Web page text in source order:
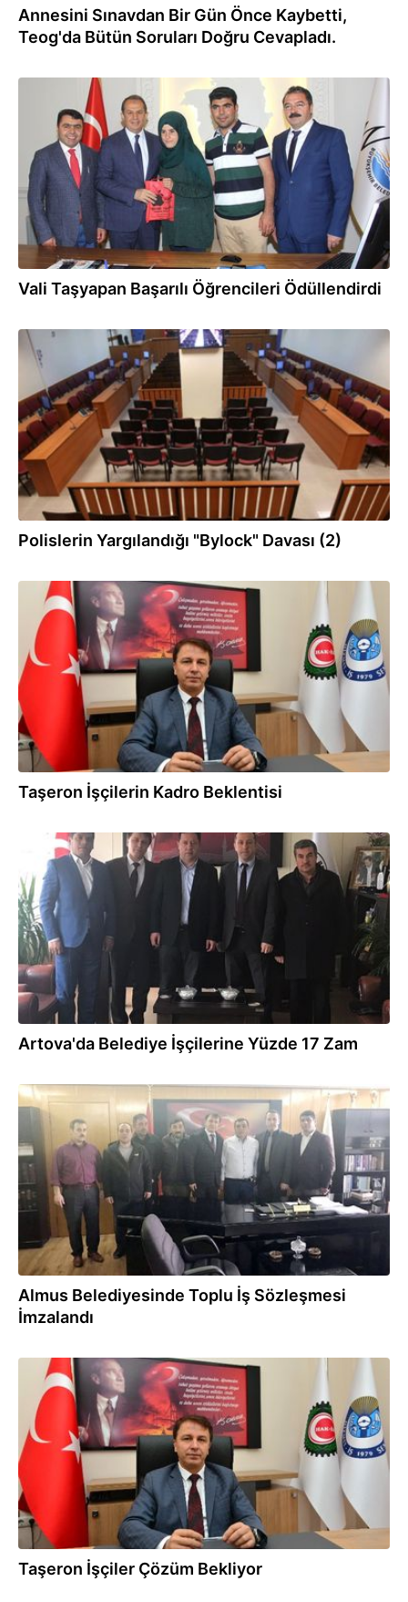
Annesini Sınavdan Bir Gün Önce Kaybetti,
Teog'da Bütün Soruları Doğru Cevapladı.
06.06.2017
Vali Taşyapan Başarılı Öğrencileri Ödüllendirdi
Polislerin Yargılandığı "Bylock" Davası (2)
19.03.2017
Taşeron İşçilerin Kadro Beklentisi
06.02.2017
Artova'da Belediye İşçilerine Yüzde 17 Zam
01.01.2017
Almus Belediyesinde Toplu İş Sözleşmesi
İmzalandı
01.12.2016
Taşeron İşçiler Çözüm Bekliyor